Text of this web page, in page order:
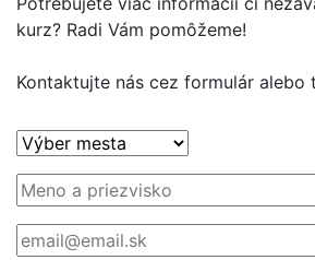
kurz? Radi Vám pomôžeme!
Kontaktujte nás cez formulár alebo